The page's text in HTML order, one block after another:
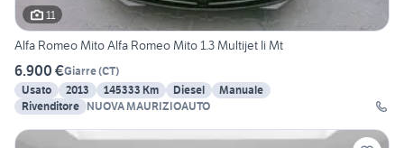
11
Alfa Romeo Mito Alfa Romeo Mito 1.3 Multijet Ii Mt
6.900 €Giarre(CT)
Usato
2013 145333 Km Diesel
Manuale
Rivenditore NUOVA MAURIZIOAUTO